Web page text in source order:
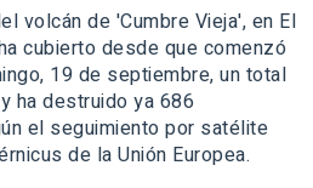
volcán de 'Cumbre Vieja', en El
cubierto desde que comenzó
19 de septiembre, un total
ha destruido ya 686
el seguimiento por satélite
de la Unión Europea.